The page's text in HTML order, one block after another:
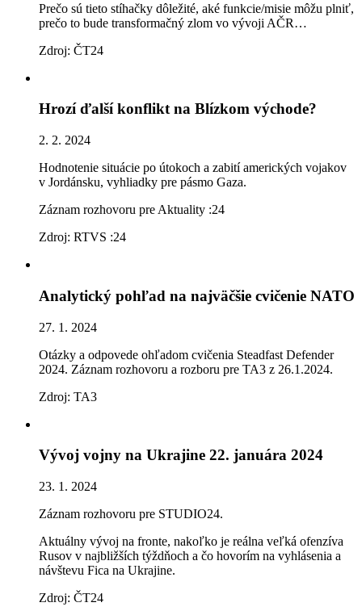
Prečo sú tieto stíhačky dôležité, aké funkcie/misie môžu plniť,
prečo to bude transformačný zlom vo vývoji AČR…
Zdroj: ČT24
Hrozí ďalší konflikt na Blízkom východe?
2. 2. 2024
Hodnotenie situácie po útokoch a zabití amerických vojakov
v Jordánsku, vyhliadky pre pásmo Gaza.
Záznam rozhovoru pre Aktuality :24
Zdroj: RTVS :24
Analytický pohľad na najväčšie cvičenie NATO
27. 1. 2024
Otázky a odpovede ohľadom cvičenia Steadfast Defender
2024. Záznam rozhovoru a rozboru pre TA3 z 26.1.2024.
Zdroj: TA3
Vývoj vojny na Ukrajine 22. januára 2024
23. 1. 2024
Záznam rozhovoru pre STUDIO24.
Aktuálny vývoj na fronte, nakoľko je reálna veľká ofenzíva
Rusov v najbližších týždňoch a čo hovorím na vyhlásenia a
návštevu Fica na Ukrajine.
Zdroj: ČT24